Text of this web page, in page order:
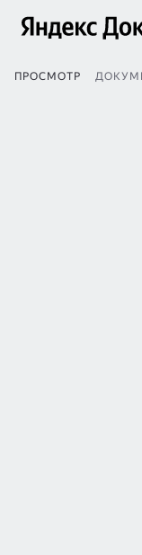
ПРОСМОТР